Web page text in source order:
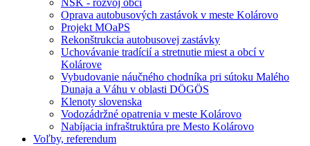
NSK - rozvoj obcí
Oprava autobusových zastávok v meste Kolárovo
Projekt MOaPS
Rekonštrukcia autobusovej zastávky
Uchovávanie tradícií a stretnutie miest a obcí v
Kolárove
Vybudovanie náučného chodníka pri sútoku Malého
Dunaja a Váhu v oblasti DÖGÖS
Klenoty slovenska
Vodozádržné opatrenia v meste Kolárovo
Nabíjacia infraštruktúra pre Mesto Kolárovo
Voľby, referendum